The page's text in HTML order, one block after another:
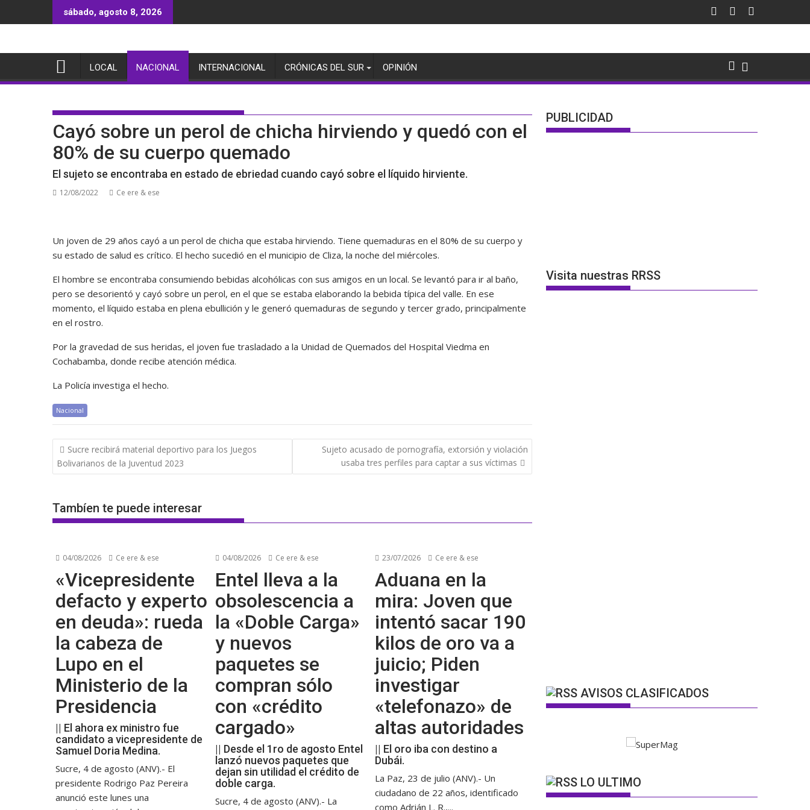
al
sábado, agosto 8, 2026
LOCAL NACIONAL INTERNACIONAL CRÓNICAS DEL SUR OPINIÓN
Cayó sobre un perol de chicha hirviendo y quedó con el
80% de su cuerpo quemado
El sujeto se encontraba en estado de ebriedad cuando cayó sobre el líquido hirviente.
12/08/2022 Ce ere & ese
Un joven de 29 años cayó a un perol de chicha que estaba hirviendo. Tiene quemaduras en el 80% de su cuerpo y
su estado de salud es crítico. El hecho sucedió en el municipio de Cliza, la noche del miércoles.
El hombre se encontraba consumiendo bebidas alcohólicas con sus amigos en un local. Se levantó para ir al baño,
pero se desorientó y cayó sobre un perol, en el que se estaba elaborando la bebida típica del valle. En ese
momento, el líquido estaba en plena ebullición y le generó quemaduras de segundo y tercer grado, principalmente
en el rostro.
Por la gravedad de sus heridas, el joven fue trasladado a la Unidad de Quemados del Hospital Viedma en
Cochabamba, donde recibe atención médica.
La Policía investiga el hecho.
Nacional
Navegación
de
entradas
Sucre recibirá material deportivo para los Juegos
Bolivarianos de la Juventud 2023
Sujeto acusado de pornografía, extorsión y violación
usaba tres perfiles para captar a sus víctimas
Tambíen te puede interesar
04/08/2026 Ce ere & ese
«Vicepresidente
defacto y experto
en deuda»: rueda
la cabeza de
Lupo en el
Ministerio de la
Presidencia
|| El ahora ex ministro fue
candidato a vicepresidente de
Samuel Doria Medina.
Sucre, 4 de agosto (ANV).- El
presidente Rodrigo Paz Pereira
anunció este lunes una
04/08/2026 Ce ere & ese
Entel lleva a la
obsolescencia a
la «Doble Carga»
y nuevos
paquetes se
compran sólo
con «crédito
cargado»
|| Desde el 1ro de agosto Entel
lanzó nuevos paquetes que
dejan sin utilidad el crédito de
doble carga.
Sucre, 4 de agosto (ANV).- La
23/07/2026 Ce ere & ese
Aduana en la
mira: Joven que
intentó sacar 190
kilos de oro va a
juicio; Piden
investigar
«telefonazo» de
altas autoridades
|| El oro iba con destino a
Dubái.
La Paz, 23 de julio (ANV).- Un
ciudadano de 22 años, identificado
como Adrián L. R.,...
PUBLICIDAD
Visita nuestras RRSS
AVISOS CLASIFICADOS
LO ULTIMO